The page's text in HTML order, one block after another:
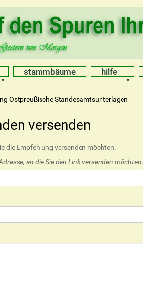
stammbäume hilfe
Ostpreußische Standesamtsunterlagen
versenden
die Empfehlung versenden möchten.
an die Sie den Link versenden möchten.